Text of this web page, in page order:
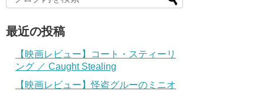
最近の投稿
【映画レビュー】コート・スティーリ
ング ／ Caught Stealing
【映画レビュー】怪盗グルーのミニオ